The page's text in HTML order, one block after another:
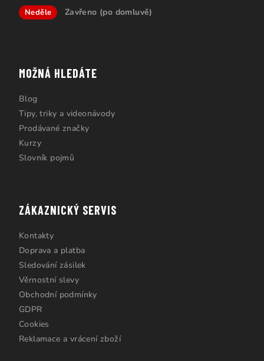
Neděle Zavřeno (po domluvě)
MOŽNÁ HLEDÁTE
Blog
Tipy, triky a videonávody
Prodávané značky
Kurzy
Slovník pojmů
ZÁKAZNICKÝ SERVIS
Kontakty
Doprava a platba
Sledování zásilek
Věrnostní slevy
Obchodní podmínky
GDPR
Cookies
Reklamace a vrácení zboží